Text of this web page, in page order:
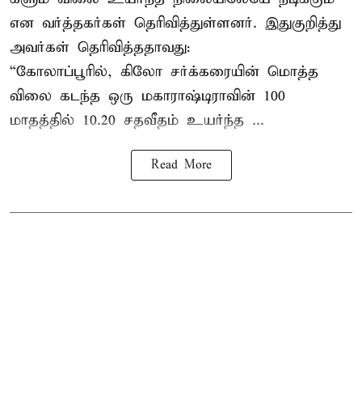
என வர்த்தகர்கள் தெரிவித்துள்ளனர். இதுகுறித்து
அவர்கள் தெரிவித்ததாவது:
“கோலாப்பூரில், கிலோ சர்க்கரையின் மொத்த
விலை கடந்த ஒரு மகாராஷ்டிராவின் 100
மாதத்தில் 10.20 சதவீதம் உயர்ந்த ...
Read More